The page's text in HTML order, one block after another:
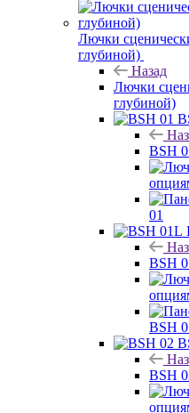
Лючки
глубиной)
Назад
Лючки
глубиной)
BSH
01
BSH
BSH
BSH